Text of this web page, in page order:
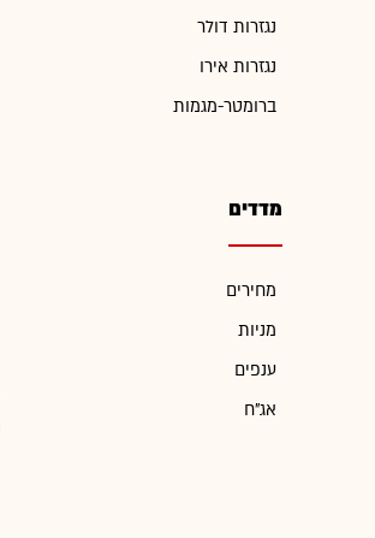
נגזרות דולר
נגזרות אירו
ברומטר-מגמות
מדדים
מחירים
מניות
ענפים
אג"ח